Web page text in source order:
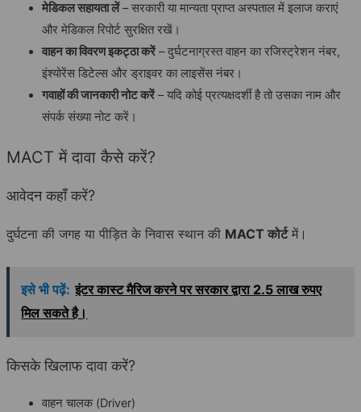
मेडिकल सहायता लें– सरकारी या मान्यता प्राप्त अस्पताल में इलाज कराएं
और मेडिकल रिपोर्ट सुरक्षित रखें।
वाहन का विवरण इकट्ठा करें– दुर्घटनाग्रस्त वाहन का रजिस्ट्रेशन नंबर,
इंश्योरेंस डिटेल्स और ड्राइवर का लाइसेंस नंबर।
गवाहों की जानकारी नोट करें– यदि कोई प्रत्यक्षदर्शी है तो उसका नाम और
संपर्क संख्या नोट करें।
MACT में दावा कैसे करें?
आवेदन कहाँ करें?
दुर्घटना की जगह या पीड़ित के निवास स्थान की MACT कोर्टमें।
इसे भी पढ़ें: इंटर कास्ट मैरिज करने पर सरकार द्वारा 2.5 लाख रुपए
मिल सकते है।
किसके खिलाफ दावा करें?
वाहन चालक (Driver)